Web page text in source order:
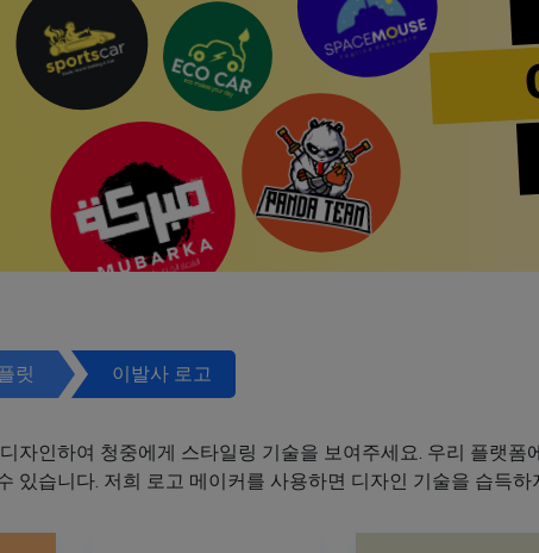
릿 이발사 로고
자인하여 청중에게 스타일링 기술을 보여주세요. 우리 플랫
있습니다. 저희 로고 메이커를 사용하면 디자인 기술을 습득